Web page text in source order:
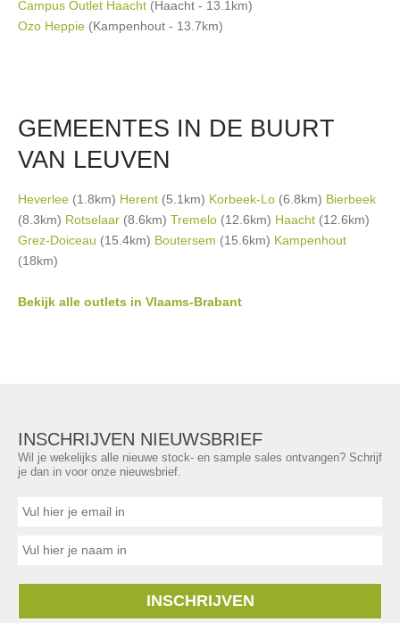
Campus Outlet Haacht (Haacht - 13.1km)
Ozo Heppie (Kampenhout - 13.7km)
GEMEENTES IN DE BUURT
VAN LEUVEN
Heverlee (1.8km) Herent (5.1km) Korbeek-Lo (6.8km) Bierbeek
(8.3km) Rotselaar (8.6km) Tremelo (12.6km) Haacht (12.6km)
Grez-Doiceau (15.4km) Boutersem (15.6km) Kampenhout
(18km)
Bekijk alle outlets in Vlaams-Brabant
INSCHRIJVEN NIEUWSBRIEF
Wil je wekelijks alle nieuwe stock- en sample sales ontvangen? Schrijf
je dan in voor onze nieuwsbrief.
INSCHRIJVEN